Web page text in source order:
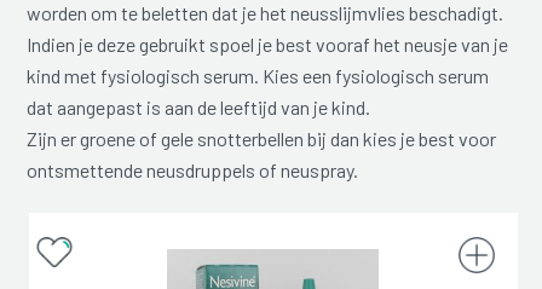
worden om te beletten dat je het neusslijmvlies beschadigt.
Indien je deze gebruikt spoel je best vooraf het neusje van je
kind met fysiologisch serum. Kies een fysiologisch serum
dat aangepast is aan de leeftijd van je kind.
Zijn er groene of gele snotterbellen bij dan kies je best voor
ontsmettende neusdruppels of neuspray.